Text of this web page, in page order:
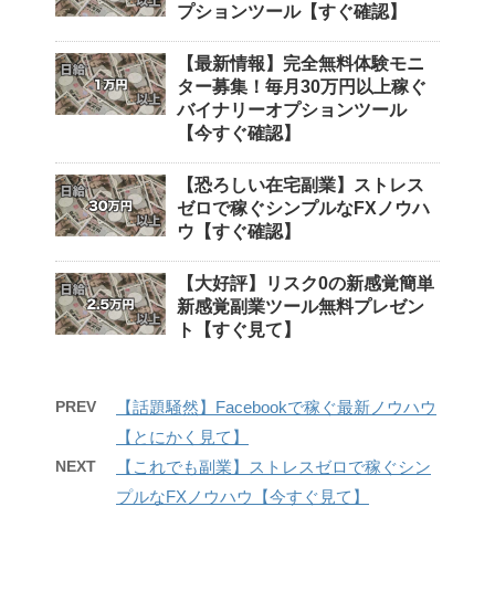
プションツール【すぐ確認】
【最新情報】完全無料体験モニ
ター募集！毎月30万円以上稼ぐ
バイナリーオプションツール
【今すぐ確認】
【恐ろしい在宅副業】ストレス
ゼロで稼ぐシンプルなFXノウハ
ウ【すぐ確認】
【大好評】リスク0の新感覚簡単
新感覚副業ツール無料プレゼン
ト【すぐ見て】
PREV
【話題騒然】Facebookで稼ぐ最新ノウハウ
【とにかく見て】
NEXT
【これでも副業】ストレスゼロで稼ぐシン
プルなFXノウハウ【今すぐ見て】